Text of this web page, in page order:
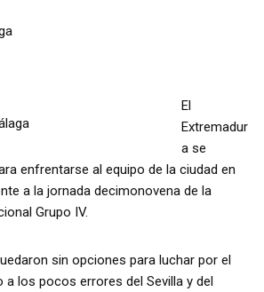
El
Extremadur
a se
enfrentarse al equipo de la ciudad en
a la jornada decimonovena de la
Grupo IV.
sin opciones para luchar por el
a los pocos errores del Sevilla y del